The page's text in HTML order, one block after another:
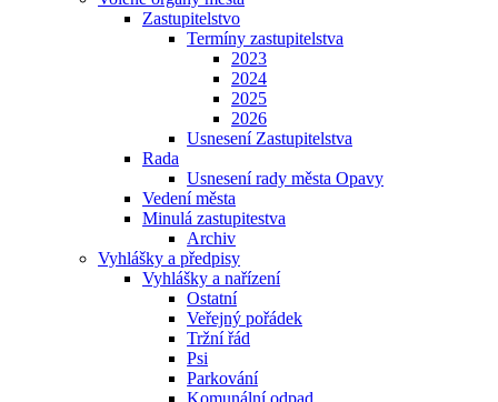
Zastupitelstvo
Termíny zastupitelstva
2023
2024
2025
2026
Usnesení Zastupitelstva
Rada
Usnesení rady města Opavy
Vedení města
Minulá zastupitestva
Archiv
Vyhlášky a předpisy
Vyhlášky a nařízení
Ostatní
Veřejný pořádek
Tržní řád
Psi
Parkování